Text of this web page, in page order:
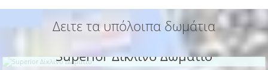
Δειτε τα υπόλοιπα δωμάτια
Superior Δίκλινο Δωμάτιο